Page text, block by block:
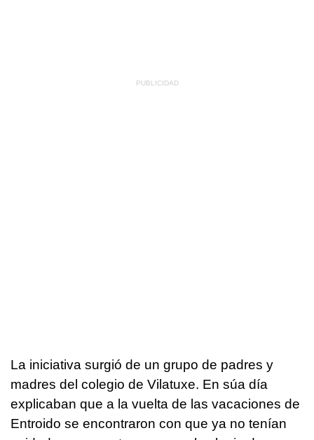
La iniciativa surgió de un grupo de padres y
madres del colegio de Vilatuxe. En súa día
explicaban que a la vuelta de las vacaciones de
Entroido se encontraron con que ya no tenían